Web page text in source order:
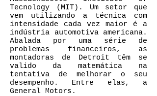
Tecnology (MIT). Um setor que
vem utilizando a técnica com
intensidade cada vez maior é a
indústria automotiva americana.
Abalada por uma série de
problemas financeiros, as
montadoras de Detroit têm se
valido da matemática na
tentativa de melhorar o seu
desempenho. Entre elas, a
General Motors.